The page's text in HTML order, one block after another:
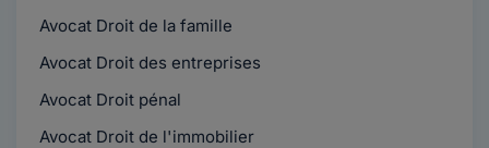
Avocat Droit de la famille
Avocat Droit des entreprises
Avocat Droit pénal
Avocat Droit de l'immobilier